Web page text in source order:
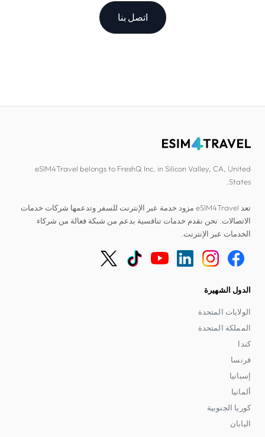
اتصل بنا
eSIM4Travel belongs to FreshQ Inc. in Silicon Valley, CA, United
States.
تعد eSIM4Travel مزود خدمة عبر الإنترنت للسفر وتدعمها شركات خدمات
الاتصالات. نحن نقدم خدمات تنافسية بدعم من شبكة فعالة من شركاء
الخدمات عبر الإنترنت.
الدول الشهيرة
الولايات المتحدة
المملكة المتحدة
كندا
فرنسا
إسبانيا
ألمانيا
كوريا الجنوبية
اليابان